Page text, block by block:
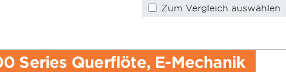
Zum Vergleich auswählen
Series Querflöte, E-Mechanik